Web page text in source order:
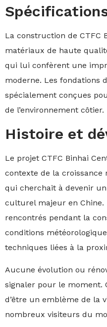
La construction de CTFC
matériaux de haute
qui lui confèrent une
moderne. Les fondations
spécialement conçues
de l’environnement côtier.
Histoire et
Le projet CTFC Binhai
contexte de la croissance
qui cherchait à devenir
culturel majeur en Chine.
rencontrés pendant la
conditions
techniques liées à la
Aucune évolution ou
signaler pour le moment.
d’être un emblème de la
nombreux visiteurs du